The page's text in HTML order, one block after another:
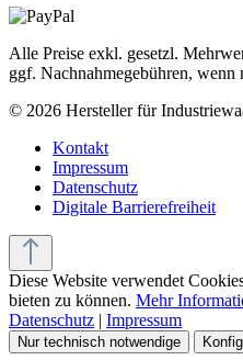
Alle Preise exkl. gesetzl.
ggf. Nachnahmegebühren, wenn
© 2026 Hersteller für
Kontakt
Impressum
Datenschutz
Digitale Barrierefreiheit
Diese Website verwendet
bieten zu können. Mehr
Datenschutz | Impressum
Nur technisch notwendige